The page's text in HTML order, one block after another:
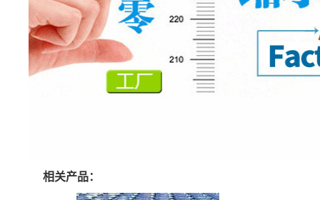
相关产品：